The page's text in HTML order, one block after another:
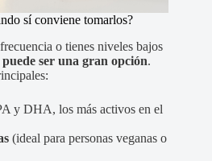
sí conviene tomarlos?
o tienes niveles bajos
ser una gran opción.
y DHA, los más activos en el
(ideal para personas veganas o